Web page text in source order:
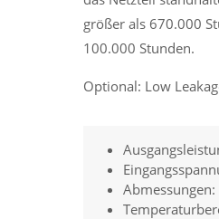
größer als 670.000
100.000 Stunden.
Optional: Low